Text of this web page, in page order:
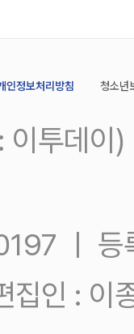
인정보처리방침 청소년
이투데
ㅣ
집인 : 이